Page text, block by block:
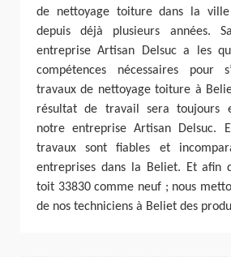
de nettoyage toiture dans la
depuis déjà plusieurs années.
entreprise Artisan Delsuc a les
compétences nécessaires pour
travaux de nettoyage toiture à
résultat de travail sera toujours
notre entreprise Artisan Delsuc.
travaux sont fiables et
entreprises dans la Beliet. Et afin
toit 33830 comme neuf ; nous
de nos techniciens à Beliet des